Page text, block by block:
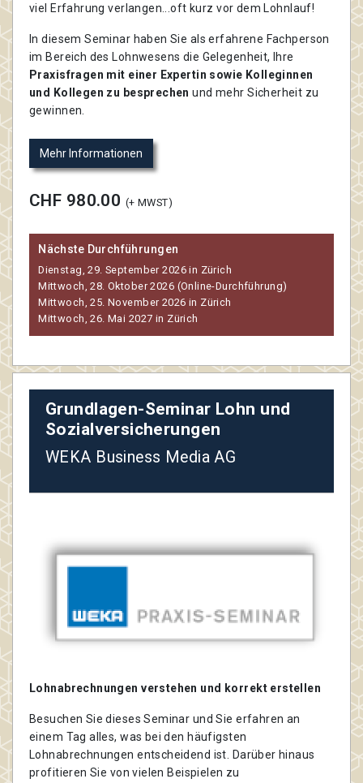
viel Erfahrung verlangen...oft kurz vor dem Lohnlauf!
In diesem Seminar haben Sie als erfahrene Fachperson
im Bereich des Lohnwesens die Gelegenheit, Ihre
Praxisfragen mit einer Expertin sowie Kolleginnen
und Kollegen zu besprechen und mehr Sicherheit zu
gewinnen.
Mehr Informationen
CHF 980.00 (+ MWST)
Nächste Durchführungen
Dienstag, 29. September 2026 in Zürich
Mittwoch, 28. Oktober 2026 (Online-Durchführung)
Mittwoch, 25. November 2026 in Zürich
Mittwoch, 26. Mai 2027 in Zürich
Grundlagen-Seminar Lohn und
Sozialversicherungen
WEKA Business Media AG
Lohnabrechnungen verstehen und korrekt erstellen
Besuchen Sie dieses Seminar und Sie erfahren an
einem Tag alles, was bei den häufigsten
Lohnabrechnungen entscheidend ist. Darüber hinaus
profitieren Sie von vielen Beispielen zu